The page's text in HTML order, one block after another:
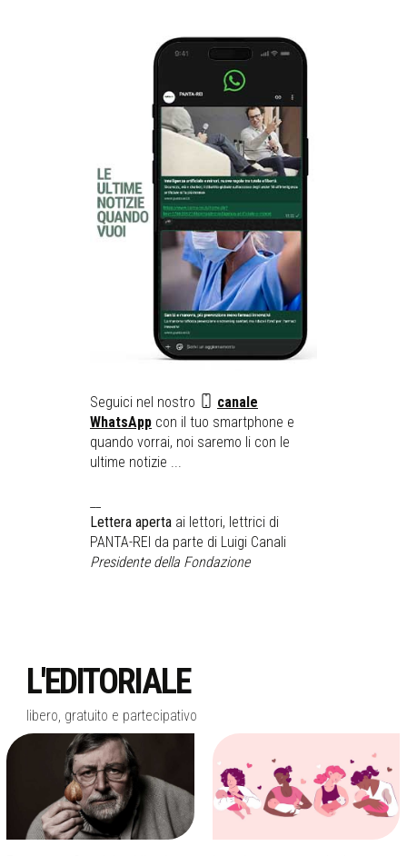
Seguici nel nostro
canale
WhatsApp con il tuo smartphone e
quando vorrai, noi saremo li con le
ultime notizie ...
Lettera aperta ai lettori, lettrici di
PANTA-REI da parte di Luigi Canali
Presidente della Fondazione
L'EDITORIALE
libero, gratuito e partecipativo